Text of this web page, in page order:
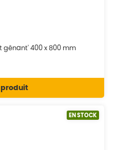
gênant' 400 x 800 mm
produit
EN STOCK